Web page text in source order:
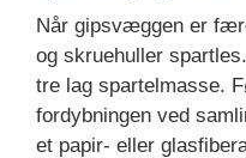
Når gipsvæggen er
og skruehuller
tre lag spartelmasse.
fordybningen ved
et papir- eller